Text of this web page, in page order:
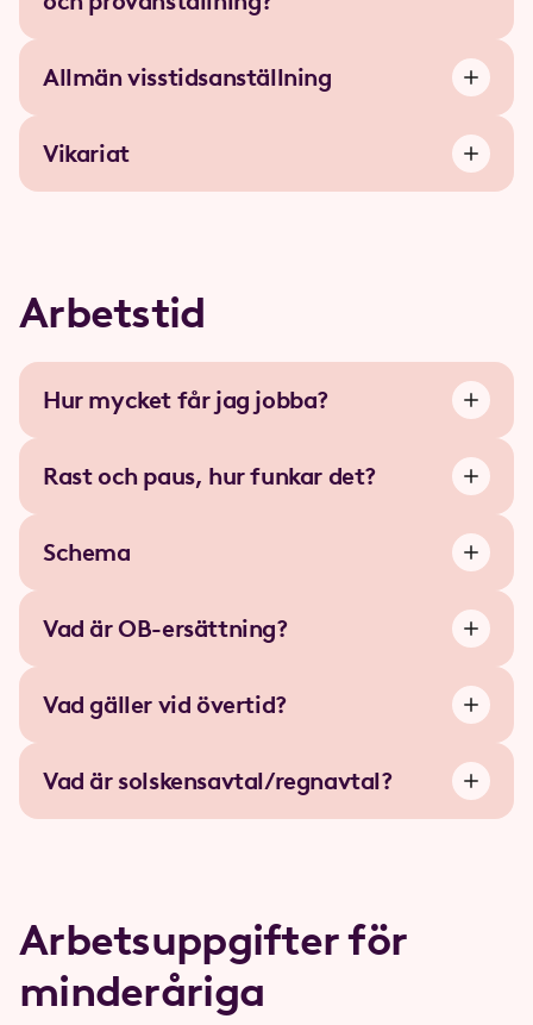
Allmän visstidsanställning
Vikariat
Arbetstid
Hur mycket får jag jobba?
Rast och paus, hur funkar det?
Schema
Vad är OB-ersättning?
Vad gäller vid övertid?
Vad är solskensavtal/regnavtal?
Arbetsuppgifter för
minderåriga